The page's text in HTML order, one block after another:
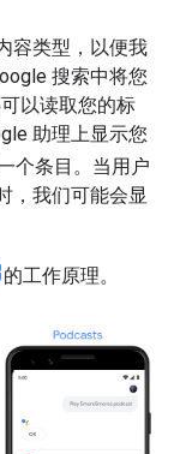
容类型，以便我
搜索中将您
以读取您的标
助理上显示您
个条目。当用户
，我们可能会显
的工作原理。